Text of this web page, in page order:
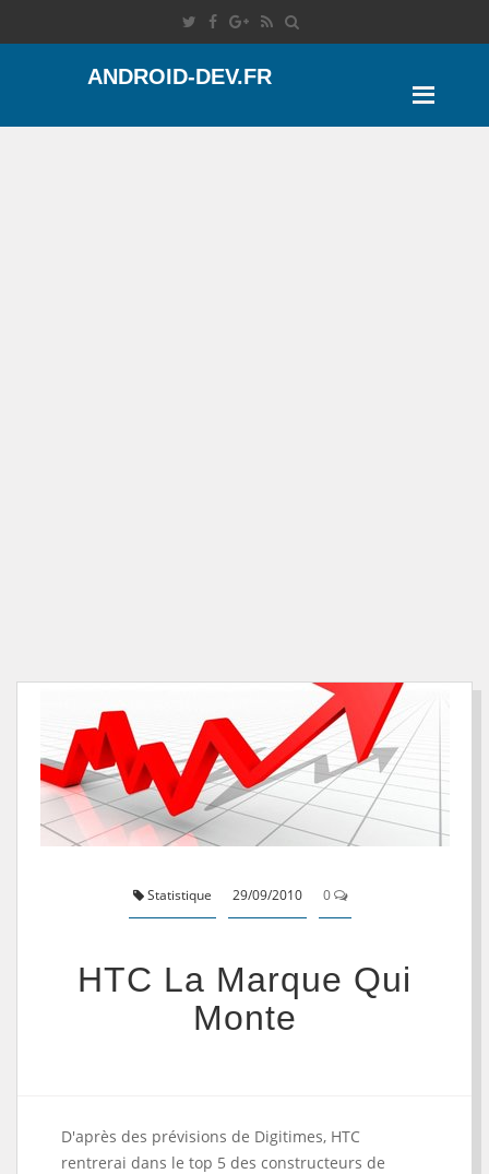
ANDROID-DEV.FR
Statistique 29/09/2010 0
HTC La Marque Qui
Monte
D'après des prévisions de Digitimes, HTC
rentrerai dans le top 5 des constructeurs de